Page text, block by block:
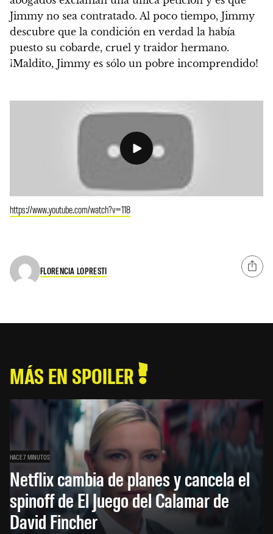
Jimmy no sea contratado. Al poco tiempo, Jimmy
descubre que la condición en verdad la había
puesto su cobarde, cruel y traidor hermano.
¡Maldito, Jimmy es sólo un pobre incomprendido!
https://www.youtube.com/watch?v=118
FLORENCIA LOPRESTI
MÁS EN SPOILER
HACE 7 MINUTOS
Netflix cambia de planes y cancela el
spinoff de El Juego del Calamar de
David Fincher